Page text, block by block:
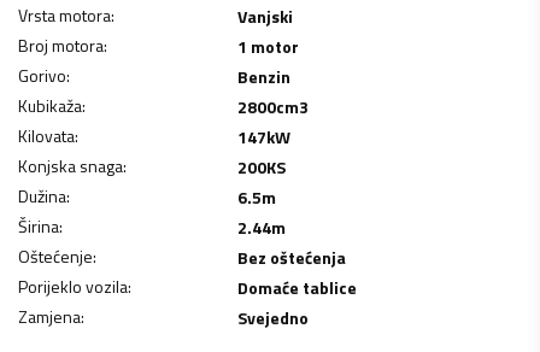
Vrsta motora:
Vanjski
Broj motora:
1 motor
Gorivo:
Benzin
Kubikaža: 2800cm3
Kilovata: 147kW
Konjska snaga: 200KS
Dužina: 6.5m
Širina: 2.44m
Oštećenje:
Bez oštećenja
Porijeklo vozila:
Domaće tablice
Zamjena: Svejedno